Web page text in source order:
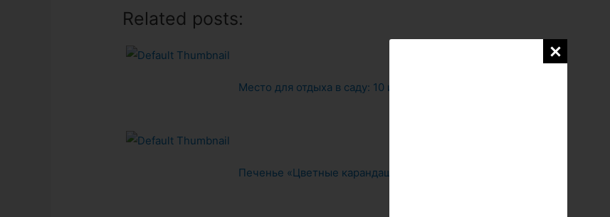
Related posts:
Место для отдыха в саду: 10 идей для садовой беседки
Печенье «Цветные карандаши»